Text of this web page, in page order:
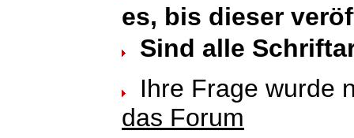
es, bis dieser
Sind alle
Ihre Frage wurde
das Forum